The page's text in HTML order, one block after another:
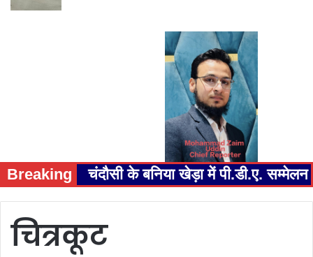
Breaking चंदौसी के बनिया खेड़ा में पी.डी.ए.
चित्रकूट